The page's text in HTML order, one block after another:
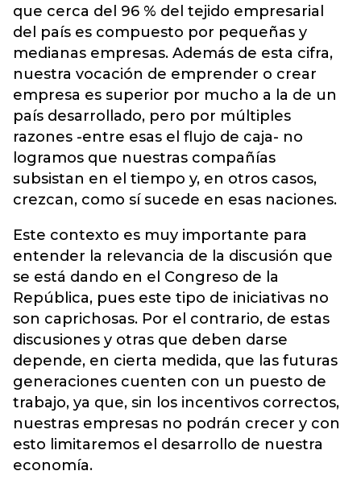
que cerca del 96 % del tejido empresarial
del país es compuesto por pequeñas y
medianas empresas. Además de esta cifra,
nuestra vocación de emprender o crear
empresa es superior por mucho a la de un
país desarrollado, pero por múltiples
razones -entre esas el flujo de caja- no
logramos que nuestras compañías
subsistan en el tiempo y, en otros casos,
crezcan, como sí sucede en esas naciones.
Este contexto es muy importante para
entender la relevancia de la discusión que
se está dando en el Congreso de la
República, pues este tipo de iniciativas no
son caprichosas. Por el contrario, de estas
discusiones y otras que deben darse
depende, en cierta medida, que las futuras
generaciones cuenten con un puesto de
trabajo, ya que, sin los incentivos correctos,
nuestras empresas no podrán crecer y con
esto limitaremos el desarrollo de nuestra
economía.